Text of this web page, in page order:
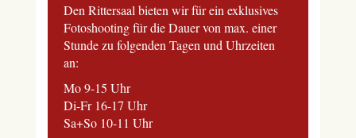
Den Rittersaal bieten wir für ein exklusives
Fotoshooting für die Dauer von max. einer
Stunde zu folgenden Tagen und Uhrzeiten
an:
Mo 9-15 Uhr
Di-Fr 16-17 Uhr
Sa+So 10-11 Uhr